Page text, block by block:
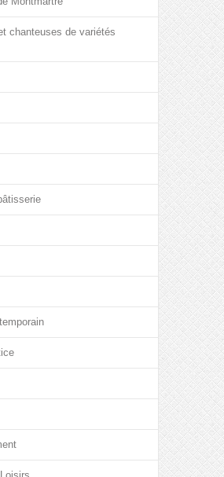
chanteuses de variétés